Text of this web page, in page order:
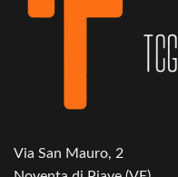
Via San Mauro, 2